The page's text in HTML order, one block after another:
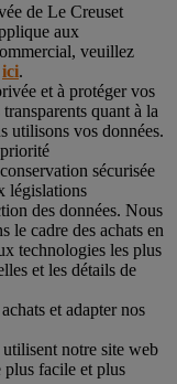
de Le Creuset
aux
veuillez
ici.
et à protéger vos
quant à la
utilisons vos données.
sécurisée
législations
des données. Nous
le cadre des achats en
technologies les plus
et les détails de
et adapter nos
notre site web
plus facile et plus